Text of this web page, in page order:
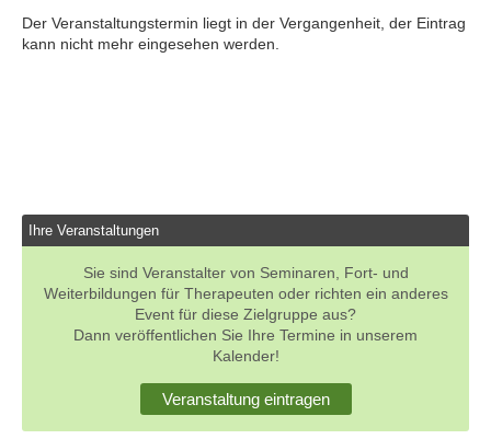
Der Veranstaltungstermin liegt in der Vergangenheit, der Eintrag
kann nicht mehr eingesehen werden.
Ihre Veranstaltungen
Sie sind Veranstalter von Seminaren, Fort- und
Weiterbildungen für Therapeuten oder richten ein anderes
Event für diese Zielgruppe aus?
Dann veröffentlichen Sie Ihre Termine in unserem
Kalender!
Veranstaltung eintragen